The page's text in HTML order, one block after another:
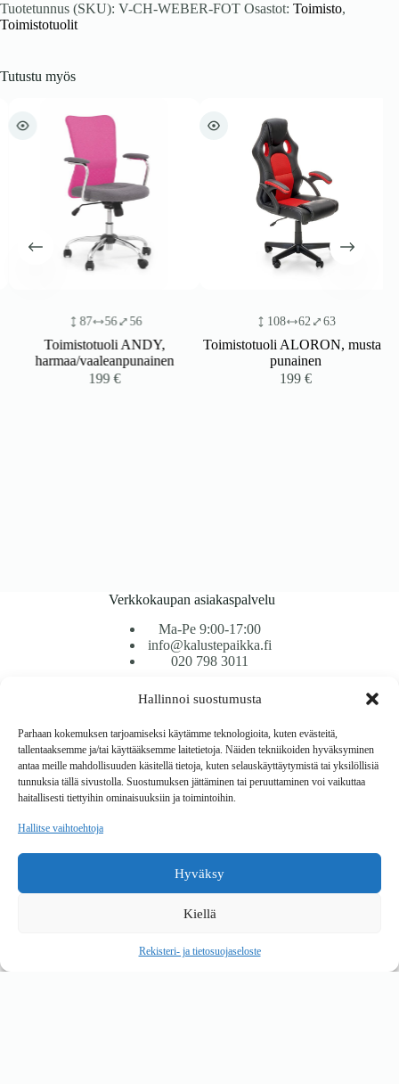
Hallinnoi suostumusta
Parhaan kokemuksen tarjoamiseksi käytämme teknologioita, kuten evästeitä,
tallentaaksemme ja/tai käyttääksemme laitetietoja. Näiden tekniikoiden hyväksyminen
antaa meille mahdollisuuden käsitellä tietoja, kuten selauskäyttäytymistä tai yksilöllisiä
tunnuksia tällä sivustolla. Suostumuksen jättäminen tai peruuttaminen voi vaikuttaa
haitallisesti tiettyihin ominaisuuksiin ja toimintoihin.
Hallitse vaihtoehtoja
Hyväksy
Kiellä
Rekisteri- ja tietosuojaseloste
Tuotetunnus (SKU): V-CH-WEBER-FOT Osastot: Toimisto,
Toimistotuolit
Tutustu myös
87 56 56
Toimistotuoli ANDY,
harmaa/vaaleanpunainen
199€
108 62 63
Toimistotuoli ALORON, musta /
punainen
199€
Verkkokaupan asiakaspalvelu
Ma-Pe 9:00-17:00
info@kalustepaikka.fi
020 798 3011
Tavarantoimitus / Maksutavat
Toimitustavat
Maksutavat
Vaihto ja palautus
Reklamaatiot
Copyright © 2026 Kalustepaikka